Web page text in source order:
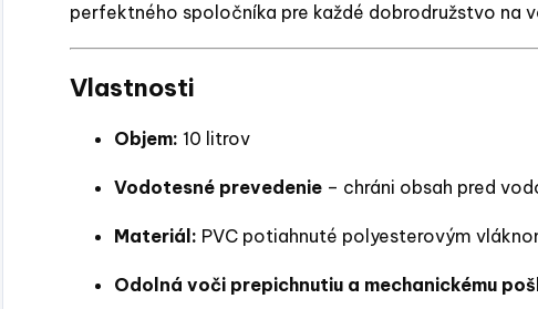
perfektného spoločníka pre každé dobrodružstvo na
Vlastnosti
Objem: 10 litrov
Vodotesné prevedenie – chráni obsah pred
Materiál: PVC potiahnuté polyesterovým
Odolná voči prepichnutiu a mechanickému